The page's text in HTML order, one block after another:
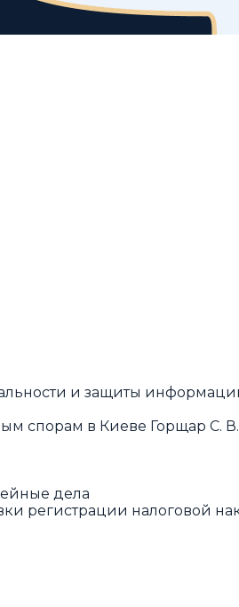
и защиты
спорам в Киеве Горщар С. В.
дела
регистрации налоговой